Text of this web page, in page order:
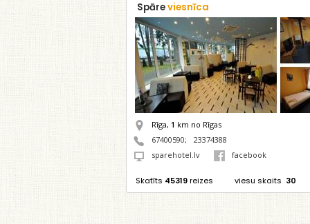
Spāreviesnīca
Rīga, 1 km no Rīgas
67400590;
23374388
sparehotel.lv
facebook
Skatīts 45319reizes viesu skaits 30